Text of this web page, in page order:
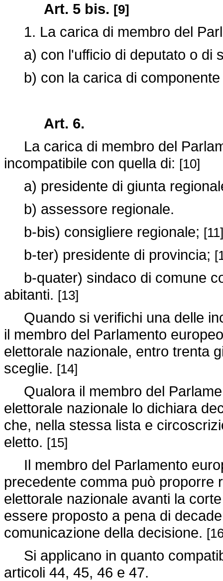
Art. 5 bis. [9]
1. La carica di membro del
a) con l'ufficio di deputato o di
b) con la carica di componente
Art. 6.
La carica di membro del
incompatibile con quella di: [10]
a) presidente di giunta
b) assessore regionale.
b-bis) consigliere regionale; [11]
b-ter) presidente di provincia;
b-quater) sindaco di comune
abitanti. [13]
Quando si verifichi una delle
il membro del Parlamento
elettorale nazionale, entro trenta
sceglie. [14]
Qualora il membro del
elettorale nazionale lo dichiara
che, nella stessa lista e
eletto. [15]
Il membro del Parlamento
precedente comma può proporre
elettorale nazionale avanti la
essere proposto a pena di
comunicazione della decisione.
Si applicano in quanto
articoli 44, 45, 46 e 47.